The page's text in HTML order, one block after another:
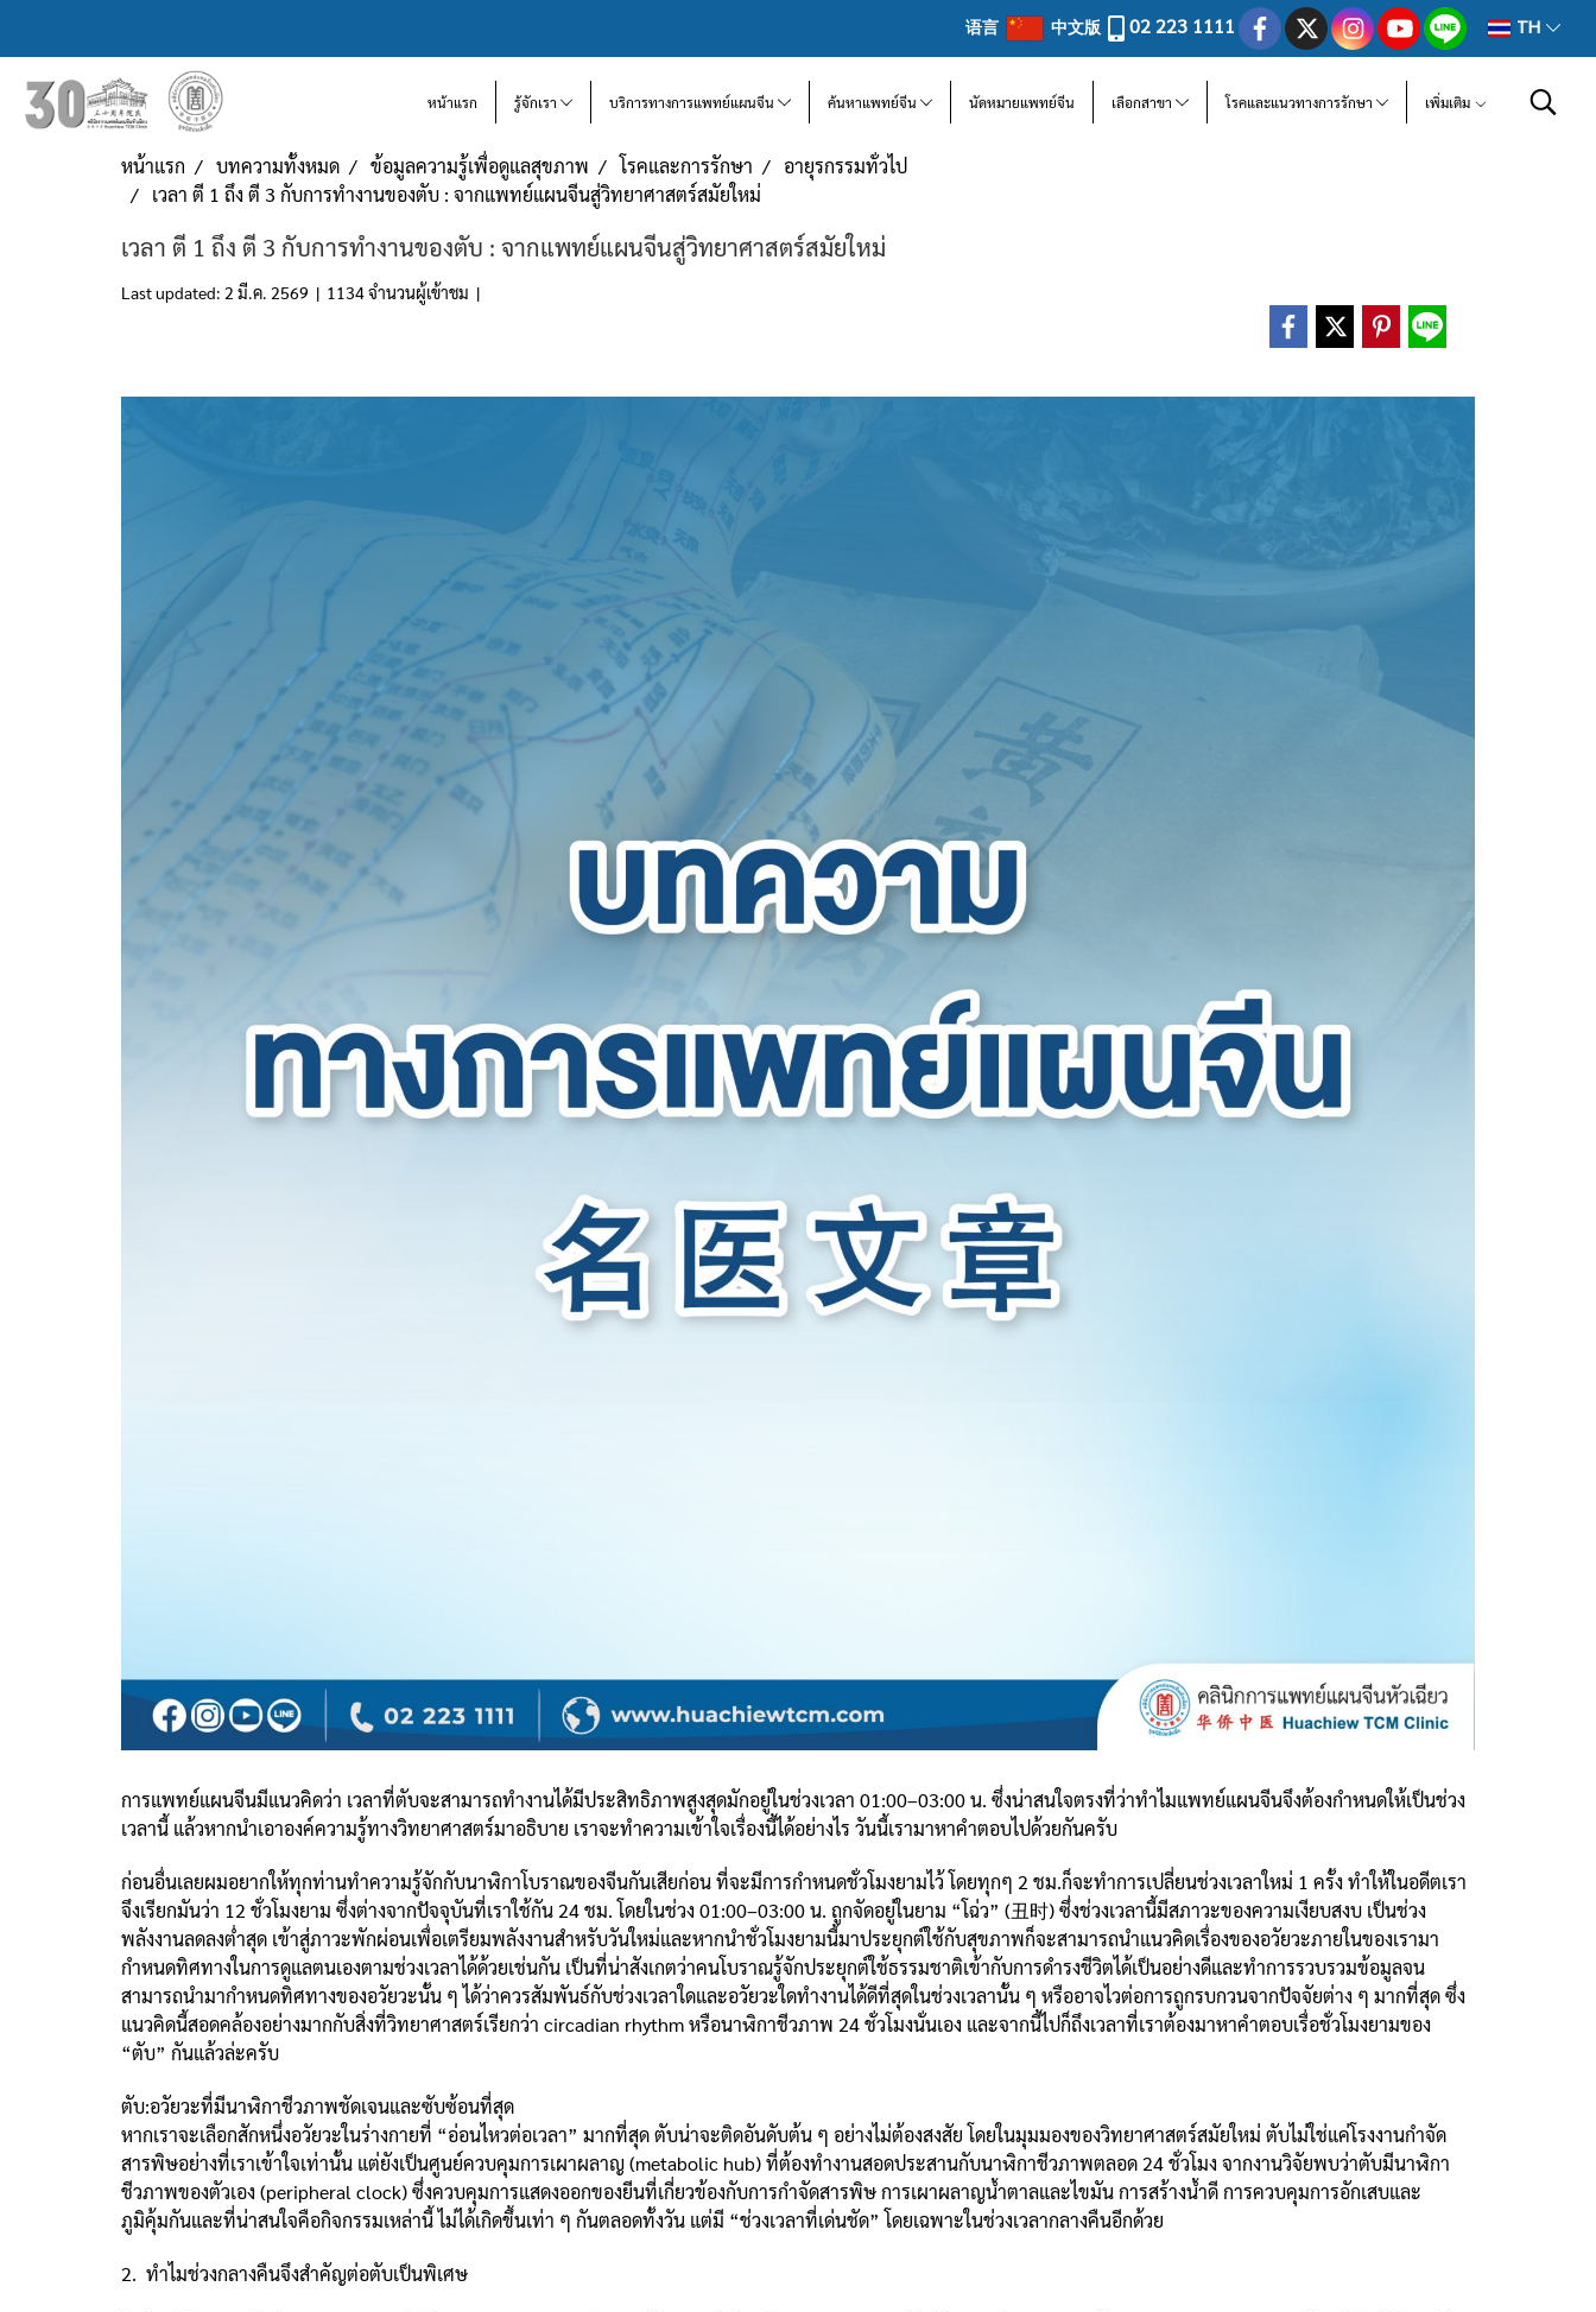
语言 中文版 02 223 1111 TH
หน้าแรก รู้จักเรา บริการทางการแพทย์แผนจีน ค้นหาแพทย์จีน นัดหมายแพทย์จีน เลือกสาขา โรคและแนวทางการรักษา เพิ่มเติม
หน้าแรก บทความทั้งหมด ข้อมูลความรู้เพื่อดูแลสุขภาพ โรคและการรักษา
อายุรกรรมทั่วไป
เวลา ตี 1 ถึง ตี 3 กับการทำงานของตับ : จากแพทย์แผนจีนสู่วิทยาศาสตร์สมัยใหม่
เวลา ตี 1 ถึง ตี 3 กับการทำงานของตับ : จากแพทย์แผนจีนสู่วิทยาศาสตร์สมัยใหม่
Last updated: 2 มี.ค. 2569 | 1134 จำนวนผู้เข้าชม |
การแพทย์แผนจีนมีแนวคิดว่า เวลาที่ตับจะสามารถทำงานได้มีประสิทธิภาพสูงสุดมักอยู่ในช่วงเวลา 01:00–03:00 น. ซึ่งน่าสนใจตรงที่ว่าทำไมแพทย์แผนจีนจึงต้องกำหนดให้เป็นช่วง
เวลานี้ แล้วหากนำเอาองค์ความรู้ทางวิทยาศาสตร์มาอธิบาย เราจะทำความเข้าใจเรื่องนี้ได้อย่างไร วันนี้เรามาหาคำตอบไปด้วยกันครับ
ก่อนอื่นเลยผมอยากให้ทุกท่านทำความรู้จักกับนาฬิกาโบราณของจีนกันเสียก่อน ที่จะมีการกำหนดชั่วโมงยามไว้ โดยทุกๆ 2 ชม.ก็จะทำการเปลี่ยนช่วงเวลาใหม่ 1 ครั้ง ทำให้ในอดีตเรา
จึงเรียกมันว่า 12 ชั่วโมงยาม ซึ่งต่างจากปัจจุบันที่เราใช้กัน 24 ชม. โดยในช่วง 01:00–03:00 น. ถูกจัดอยู่ในยาม “โฉ่ว” (丑时) ซึ่งช่วงเวลานี้มีสภาวะของความเงียบสงบ เป็นช่วง
พลังงานลดลงต่ำสุด เข้าสู่ภาวะพักผ่อนเพื่อเตรียมพลังงานสำหรับวันใหม่และหากนำชั่วโมงยามนี้มาประยุกต์ใช้กับสุขภาพก็จะสามารถนำแนวคิดเรื่องของอวัยวะภายในของเรามา
กำหนดทิศทางในการดูแลตนเองตามช่วงเวลาได้ด้วยเช่นกัน เป็นที่น่าสังเกตว่าคนโบราณรู้จักประยุกต์ใช้ธรรมชาติเข้ากับการดำรงชีวิตได้เป็นอย่างดีและทำการรวบรวมข้อมูลจน
สามารถนำมากำหนดทิศทางของอวัยวะนั้น ๆ ได้ว่าควรสัมพันธ์กับช่วงเวลาใดและอวัยวะใดทำงานได้ดีที่สุดในช่วงเวลานั้น ๆ หรืออาจไวต่อการถูกรบกวนจากปัจจัยต่าง ๆ มากที่สุด ซึ่ง
แนวคิดนี้สอดคล้องอย่างมากกับสิ่งที่วิทยาศาสตร์เรียกว่า circadian rhythm หรือนาฬิกาชีวภาพ 24 ชั่วโมงนั่นเอง และจากนี้ไปก็ถึงเวลาที่เราต้องมาหาคำตอบเรื่อชั่วโมงยามของ
“ตับ” กันแล้วล่ะครับ
ตับ:อวัยวะที่มีนาฬิกาชีวภาพชัดเจนและซับซ้อนที่สุด
หากเราจะเลือกสักหนึ่งอวัยวะในร่างกายที่ “อ่อนไหวต่อเวลา” มากที่สุด ตับน่าจะติดอันดับต้น ๆ อย่างไม่ต้องสงสัย โดยในมุมมองของวิทยาศาสตร์สมัยใหม่ ตับไม่ใช่แค่โรงงานกำจัด
สารพิษอย่างที่เราเข้าใจเท่านั้น แต่ยังเป็นศูนย์ควบคุมการเผาผลาญ (metabolic hub) ที่ต้องทำงานสอดประสานกับนาฬิกาชีวภาพตลอด 24 ชั่วโมง จากงานวิจัยพบว่าตับมีนาฬิกา
ชีวภาพของตัวเอง (peripheral clock) ซึ่งควบคุมการแสดงออกของยีนที่เกี่ยวข้องกับการกำจัดสารพิษ การเผาผลาญน้ำตาลและไขมัน การสร้างน้ำดี การควบคุมการอักเสบและ
ภูมิคุ้มกันและที่น่าสนใจคือกิจกรรมเหล่านี้ ไม่ได้เกิดขึ้นเท่า ๆ กันตลอดทั้งวัน แต่มี “ช่วงเวลาที่เด่นชัด” โดยเฉพาะในช่วงเวลากลางคืนอีกด้วย
2. ทำไมช่วงกลางคืนจึงสำคัญต่อตับเป็นพิเศษ